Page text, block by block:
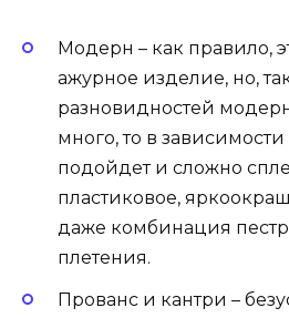
Модерн – как правило,
ажурное изделие, но,
разновидностей
много, то в зависимости
подойдет и сложно
пластиковое,
даже комбинация
плетения.
Прованс и кантри –